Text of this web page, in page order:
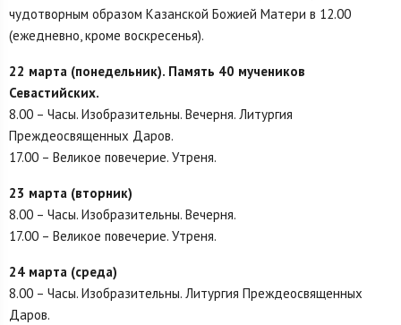
чудотворным образом Казанской Божией Матери в 12.00
(ежедневно, кроме воскресенья).
22 марта (понедельник). Память 40 мучеников
Севастийских.
8.00 – Часы. Изобразительны. Вечерня. Литургия
Преждеосвященных Даров.
17.00 – Великое повечерие. Утреня.
23 марта (вторник)
8.00 – Часы. Изобразительны. Вечерня.
17.00 – Великое повечерие. Утреня.
24 марта (среда)
8.00 – Часы. Изобразительны. Литургия Преждеосвященных
Даров.